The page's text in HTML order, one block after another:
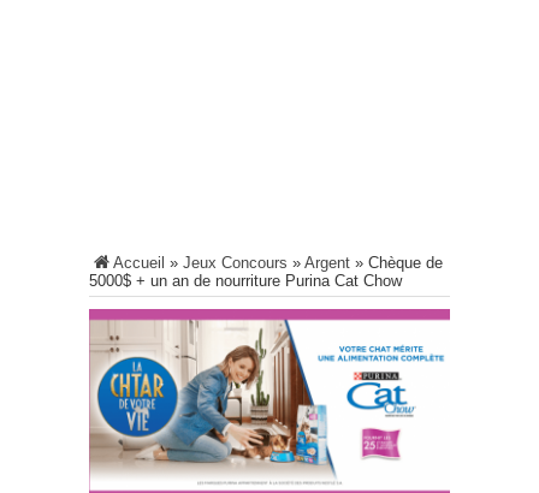
Accueil » Jeux Concours » Argent » Chèque de
5000$ + un an de nourriture Purina Cat Chow